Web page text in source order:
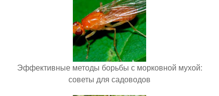
Эффективные методы борьбы с морковной мухой:
советы для садоводов